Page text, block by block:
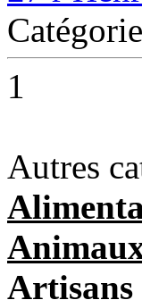
1
Autres
Artisans